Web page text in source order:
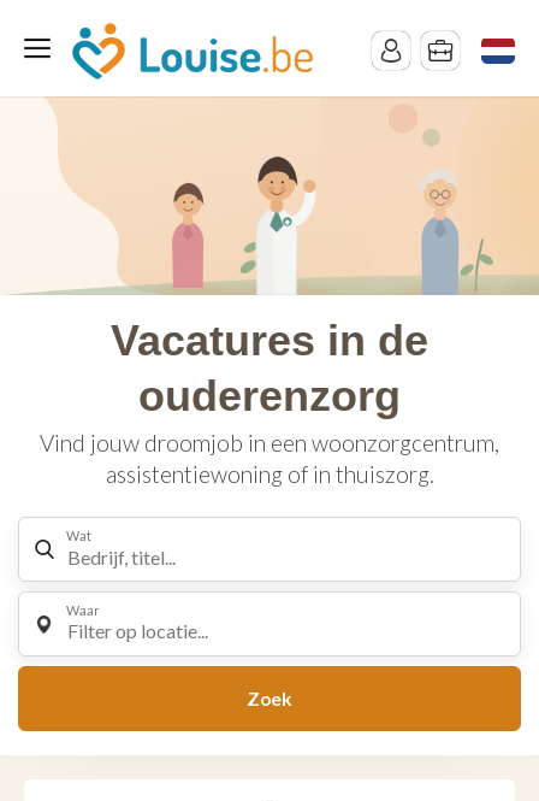
Vacatures in de
ouderenzorg
Vind jouw droomjob in een woonzorgcentrum,
assistentiewoning of in thuiszorg.
Wat
Waar
Filter op locatie...
Zoek